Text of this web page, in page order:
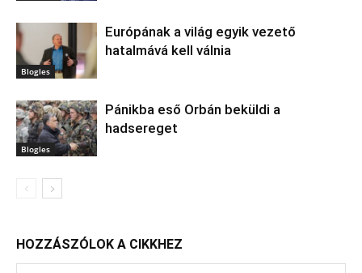
Blogles
Európának a világ egyik vezető
hatalmává kell válnia
Blogles
Pánikba eső Orbán beküldi a
hadsereget
HOZZÁSZÓLOK A CIKKHEZ